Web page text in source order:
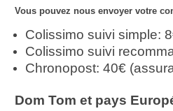
Vous pouvez nous envoyer votre
Colissimo suivi simple:
Colissimo suivi
Chronopost: 40€
Dom Tom et pays